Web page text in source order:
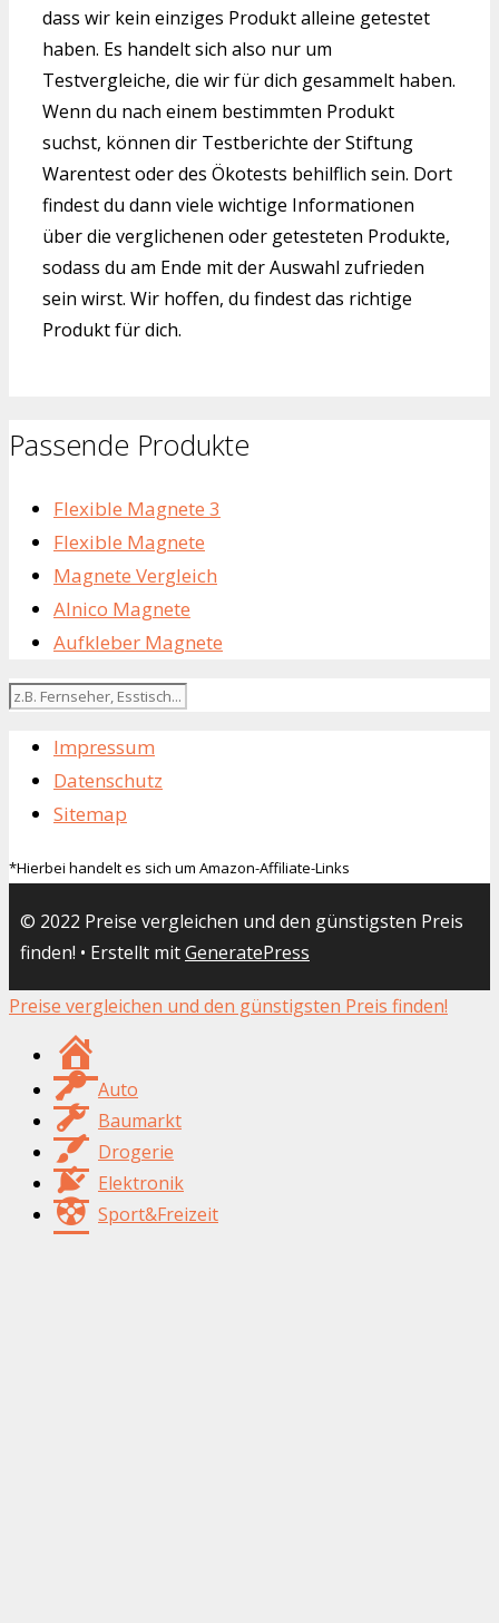
dass wir kein einziges Produkt alleine getestet
haben. Es handelt sich also nur um
Testvergleiche, die wir für dich gesammelt haben.
Wenn du nach einem bestimmten Produkt
suchst, können dir Testberichte der Stiftung
Warentest oder des Ökotests behilflich sein. Dort
findest du dann viele wichtige Informationen
über die verglichenen oder getesteten Produkte,
sodass du am Ende mit der Auswahl zufrieden
sein wirst. Wir hoffen, du findest das richtige
Produkt für dich.
Passende Produkte
Flexible Magnete 3
Flexible Magnete
Magnete Vergleich
Alnico Magnete
Aufkleber Magnete
Impressum
Datenschutz
Sitemap
*Hierbei handelt es sich um Amazon-Affiliate-Links
© 2022 Preise vergleichen und den günstigsten Preis
finden! • Erstellt mitGeneratePress
Preise vergleichen und den günstigsten Preis finden!
Auto
Baumarkt
Drogerie
Elektronik
Sport&Freizeit